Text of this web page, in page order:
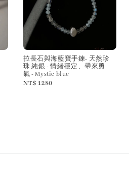
拉長石與海藍寶手鍊- 天然珍
珠 純銀 - 情緒穩定、帶來勇
氣 - Mystic blue
Regular
NT$ 1280